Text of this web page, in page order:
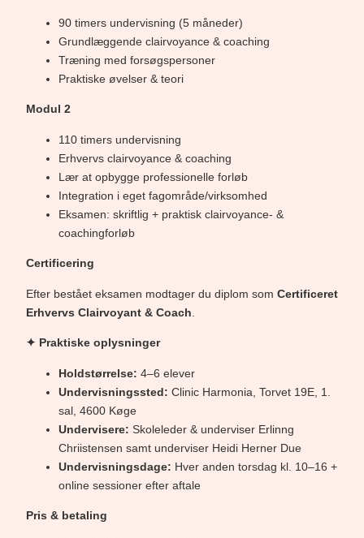
90 timers undervisning (5 måneder)
Grundlæggende clairvoyance & coaching
Træning med forsøgspersoner
Praktiske øvelser & teori
Modul 2
110 timers undervisning
Erhvervs clairvoyance & coaching
Lær at opbygge professionelle forløb
Integration i eget fagområde/virksomhed
Eksamen: skriftlig + praktisk clairvoyance- &
coachingforløb
Certificering
Efter bestået eksamen modtager du diplom som Certificeret
Erhvervs Clairvoyant & Coach
✦ Praktiske oplysninger
Holdstørrelse: 4–6 elever
Undervisningssted: Clinic Harmonia, Torvet 19E, 1.
sal, 4600 Køge
Undervisere: Skoleleder & underviser Erlinng
Chriistensen samt underviser Heidi Herner Due
Undervisningsdage: Hver anden torsdag kl. 10–16 +
online sessioner efter aftale
Pris & betaling